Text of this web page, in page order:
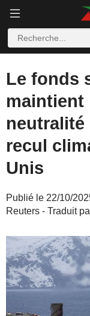
Le fonds
maintient
neutralité
recul
Unis
Publié le 22/10/
Reuters - Traduit